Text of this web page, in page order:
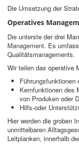
Die Umsetzung der
Operatives
Die unterste der drei
Management. Es
Qualitätsmanagements.
Wir teilen das operative
Führungsfunktionen
Kernfunktionen des
von Produken oder
Hilfs-oder
Hier werden die groben
unmittelbaren
Leitplanken, innerhalb